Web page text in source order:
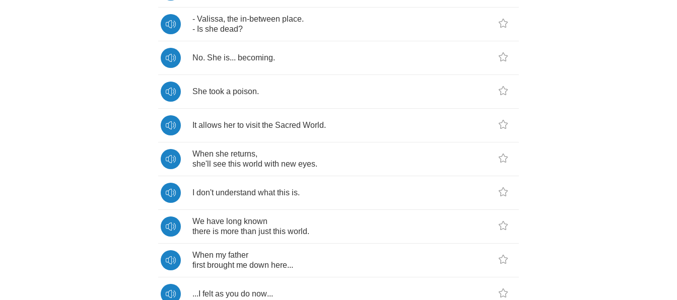
- Valissa, the in-between place.
- Is she dead?
No. She is... becoming.
She took a poison.
It allows her to visit the Sacred World.
When she returns,
she'll
see this world with new eyes.
don't understand what this is.
We have long known
there is more than just this world.
When my father
first brought me down here...
... felt as you do now...